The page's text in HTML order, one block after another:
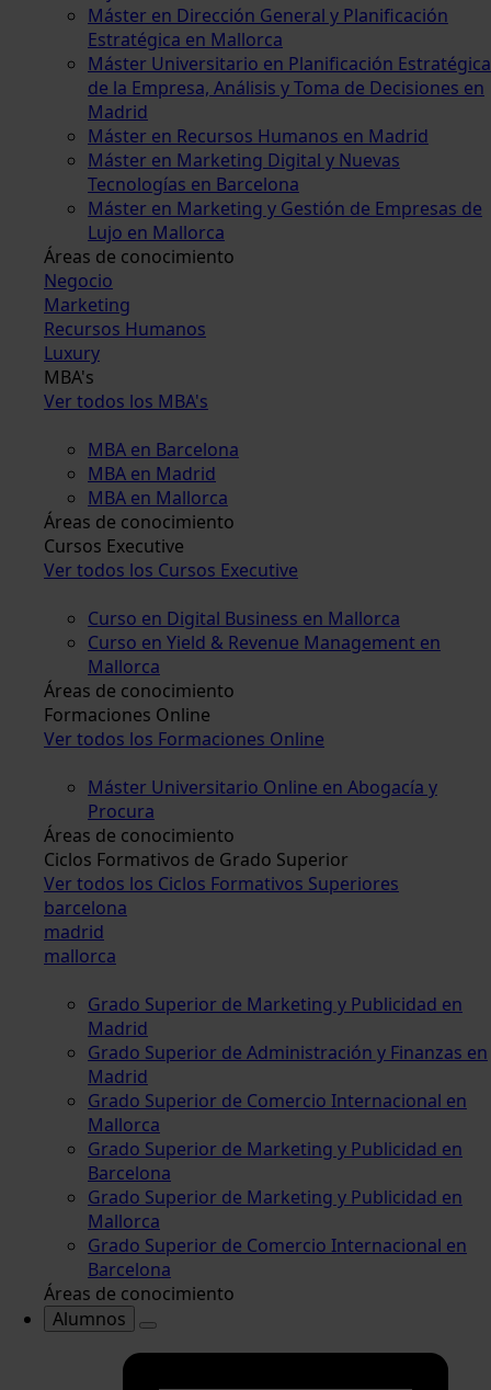
Máster en Dirección General y Planificación
Estratégica en Mallorca
Máster Universitario en Planificación Estratégica
de la Empresa, Análisis y Toma de Decisiones en
Madrid
Máster en Recursos Humanos en Madrid
Máster en Marketing Digital y Nuevas
Tecnologías en Barcelona
Máster en Marketing y Gestión de Empresas de
Lujo en Mallorca
Áreas de conocimiento
Negocio
Marketing
Recursos Humanos
Luxury
MBA's
Ver todos los MBA's
MBA en Barcelona
MBA en Madrid
MBA en Mallorca
Áreas de conocimiento
Cursos Executive
Ver todos los Cursos Executive
Curso en Digital Business en Mallorca
Curso en Yield & Revenue Management en
Mallorca
Áreas de conocimiento
Formaciones Online
Ver todos los Formaciones Online
Máster Universitario Online en Abogacía y
Procura
Áreas de conocimiento
Ciclos Formativos de Grado Superior
Ver todos los Ciclos Formativos Superiores
barcelona
madrid
mallorca
Grado Superior de Marketing y Publicidad en
Madrid
Grado Superior de Administración y Finanzas en
Madrid
Grado Superior de Comercio Internacional en
Mallorca
Grado Superior de Marketing y Publicidad en
Barcelona
Grado Superior de Marketing y Publicidad en
Mallorca
Grado Superior de Comercio Internacional en
Barcelona
Áreas de conocimiento
Alumnos